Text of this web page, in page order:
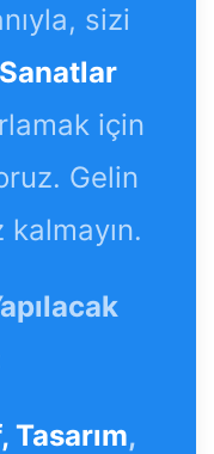
sizi
için
Gelin
kalmayın.
Tasarım,